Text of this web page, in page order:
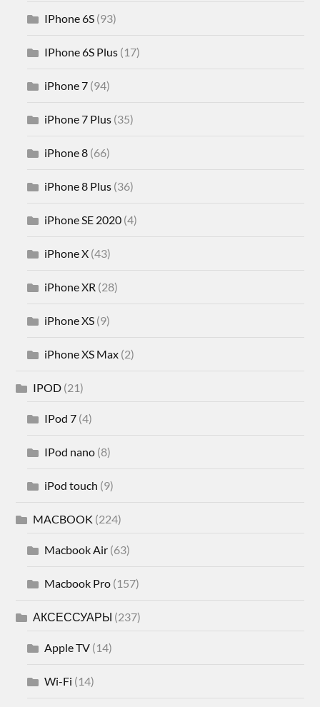
IPhone 6S (93)
IPhone 6S Plus (17)
iPhone 7 (94)
iPhone 7 Plus (35)
iPhone 8 (66)
iPhone 8 Plus (36)
iPhone SE 2020 (4)
iPhone X (43)
iPhone XR (28)
iPhone XS (9)
iPhone XS Max (2)
IPOD (21)
IPod 7 (4)
IPod nano (8)
iPod touch (9)
MACBOOK (224)
Macbook Air (63)
Macbook Pro (157)
АКСЕССУАРЫ (237)
Apple TV (14)
Wi-Fi (14)